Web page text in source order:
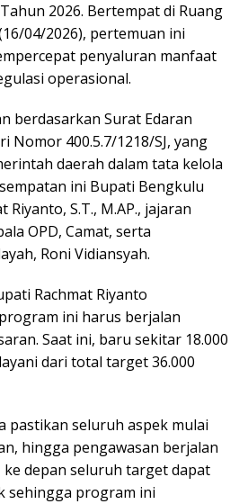
2026. Bertempat di Ruang
04/2026), pertemuan ini
penyaluran manfaat
operasional.
berdasarkan Surat Edaran
Nomor 400.5.7/1218/SJ, yang
daerah dalam tata kelola
ini Bupati Bengkulu
Riyanto, S.T., M.AP., jajaran
OPD, Camat, serta
Roni Vidiansyah.
Rachmat Riyanto
ini harus berjalan
Saat ini, baru sekitar 18.000
dari total target 36.000
pastikan seluruh aspek mulai
hingga pengawasan berjalan
ke depan seluruh target dapat
sehingga program ini